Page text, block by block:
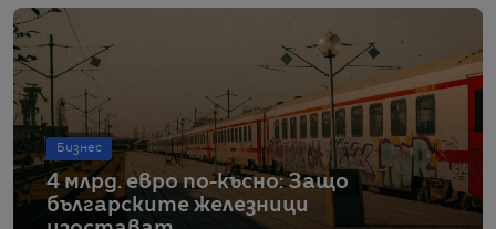
Бизнес
4 млрд. евро по-късно: Защо
българските железници